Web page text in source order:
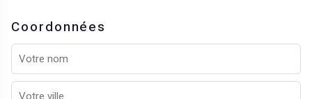
Coordonnées